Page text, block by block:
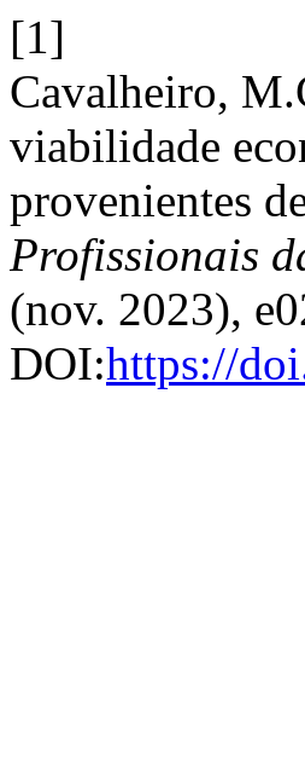
[1]
Cavalheiro,
viabilidade
provenientes
Profissionais
(nov. 2023),
DOI:https://